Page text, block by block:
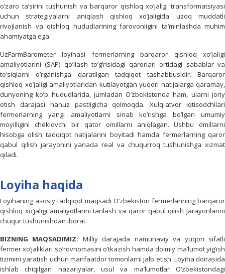
o’zaro ta’sirini tushunish va barqaror qishloq xo’jaligi transformatsiyasi
uchun strategiyalarni aniqlash qishloq xo’jaligida uzoq muddatli
rivojlanish va qishloq hududlarining farovonligini ta’minlashda muhim
ahamiyatga ega.
UzFarmBarometer loyihasi fermerlarning barqaror qishloq xo’jaligi
amaliyotlarini (SAP) qo’llash to’g’risidagi qarorlari ortidagi sabablar va
to’siqlarni o’rganishga qaratilgan tadqiqot tashabbusidir. Barqaror
qishloq xo’jaligi amaliyotlaridan kutilayotgan yuqori natijalarga qaramay,
dunyoning ko’p hududlarida, jumladan O’zbekistonda ham, ularni joriy
etish darajasi hanuz pastligicha qolmoqda. Xulq-atvor iqtisodchilari
fermerlarning yangi amaliyotlarni sinab ko’rishga bo’lgan umumiy
moyilligini cheklovchi bir qator omillarni aniqlagan. Ushbu omillarni
hisobga olish tadqiqot natijalarini boyitadi hamda fermerlarning qaror
qabul qilish jarayonini yanada real va chuqurroq tushunishga xizmat
qiladi.
Loyiha haqida
Loyihaning asosiy tadqiqot maqsadi O’zbekiston fermerlarining barqaror
qishloq xo’jaligi amaliyotlarini tanlash va qaror qabul qilish jarayonlarini
chuqur tushunishdan iborat.
BIZNING MAQSADIMIZ: Milliy darajada namunaviy va yuqori sifatli
fermer xo’jaliklari so’rovnomasini o’tkazish hamda doimiy ma’lumot yig’ish
tizimini yaratish uchun manfaatdor tomonlarni jalb etish. Loyiha doirasida
ishlab chiqilgan nazariyalar, usul va ma’lumotlar O’zbekistondagi